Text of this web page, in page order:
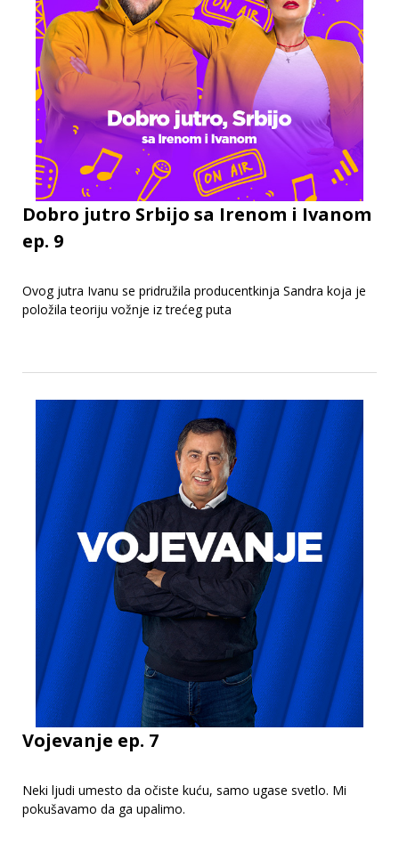
Dobro jutro Srbijo sa Irenom i Ivanom
ep. 9
Ovog jutra Ivanu se pridružila producentkinja Sandra koja je
položila teoriju vožnje iz trećeg puta
Vojevanje ep. 7
Neki ljudi umesto da očiste kuću, samo ugase svetlo. Mi
pokušavamo da ga upalimo.